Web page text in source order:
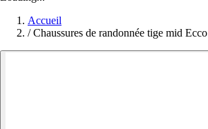
Accueil
/ Chaussures de randonnée tige mid Ecco